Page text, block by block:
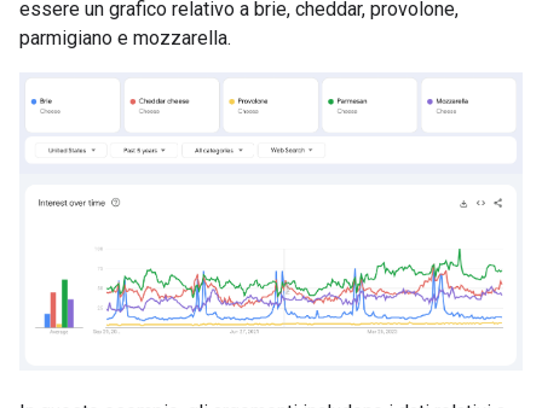
essere un grafico relativo a brie, cheddar, provolone,
parmigiano e mozzarella.